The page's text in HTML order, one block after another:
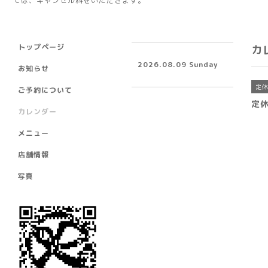
カ
定
定
トップページ
お知らせ
ご予約について
カレンダー
メニュー
店舗情報
写真
2026.08.09 Sunday